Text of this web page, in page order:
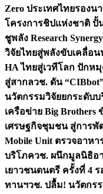
Zero ประเทศไทยรองน
โครงการชิปแห่งชาติ ปั้
ชูพลัง Research
วิจัยไทยสู่พลังขับเคลื่อน
HA ไทยสู่เวทีโลก ปักห
สู่สากลวช. ดัน
นวัตกรรมวิจัยยกระดับ
เครือข่าย Big Brothers
เศรษฐกิจชุมชน สู่การ
Mobile Unit ตรวจอาห
บริโภควช. ผนึกมูลนิธิอ
เยาวชนดนตรี ครั้งที่ 4
ทานฯวช. ปลื้ม! นวัตกร